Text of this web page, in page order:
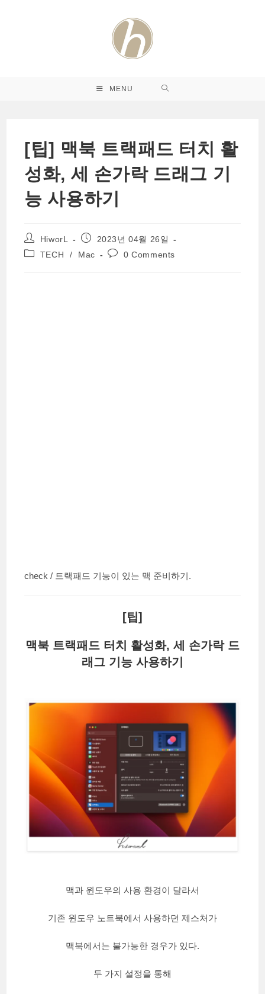
MENU
[팁] 맥북 트랙패드 터치 활
성화, 세 손가락 드래그 기
능 사용하기
Post
author:
HiworL
Post
published:
2023년 04월 26일
PostTECH / Mac
Post0 Comments
check / 트랙패드 기능이 있는 맥 준비하기.
[팁]
맥북 트랙패드 터치 활성화, 세 손가락 드
래그 기능 사용하기
맥과 윈도우의 사용 환경이 달라서
기존 윈도우 노트북에서 사용하던 제스처가
맥북에서는 불가능한 경우가 있다.
두 가지 설정을 통해